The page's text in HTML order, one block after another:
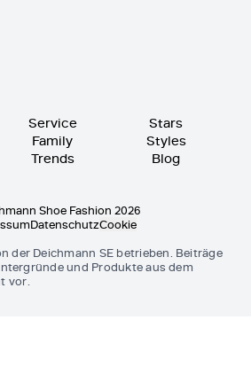
Service
Family
Trends
Stars
Styles
Blog
Shoe Fashion 2026
DatenschutzCookie
der Deichmann SE betrieben. Beiträge
und Produkte aus dem
vor.